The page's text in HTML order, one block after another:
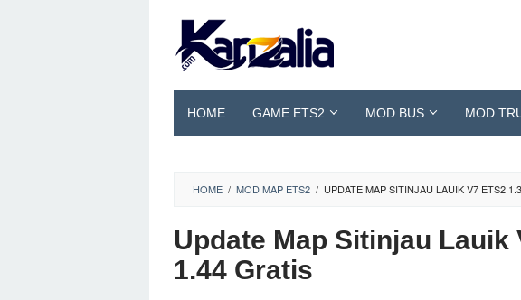
content
HOME GAME ETS2 MOD BUS MOD
HOME / MOD MAP ETS2 / UPDATE MAP SITINJAU LAUIK V7 ETS2
Update Map Sitinjau Lauik
1.44 Gratis